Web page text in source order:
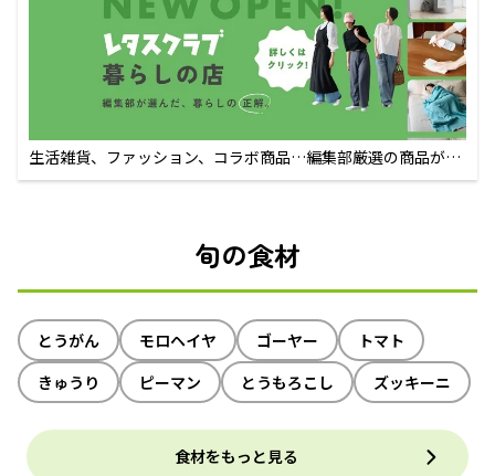
生活雑貨、ファッション、コラボ商品…編集部厳選の商品が買
えるECサイト
旬の食材
とうがん モロヘイヤ ゴーヤー
トマト
きゅうり
ピーマン とうもろこし ズッキーニ
食材をもっと見る